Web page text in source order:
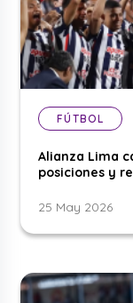
FÚTBOL
Alianza Lima
posiciones y
25 May 2026